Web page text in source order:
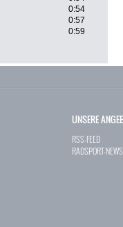
0:54
0:57
0:59
UNSERE
RSS-FEED
RADSPORT-